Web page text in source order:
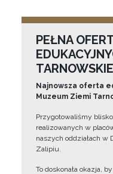
PEŁNA
Najnowsza oferta
Muzeum Ziemi
Przygotowaliśmy
realizowanych w
naszych oddziałach w
Zalipiu.
To doskonała okazja,